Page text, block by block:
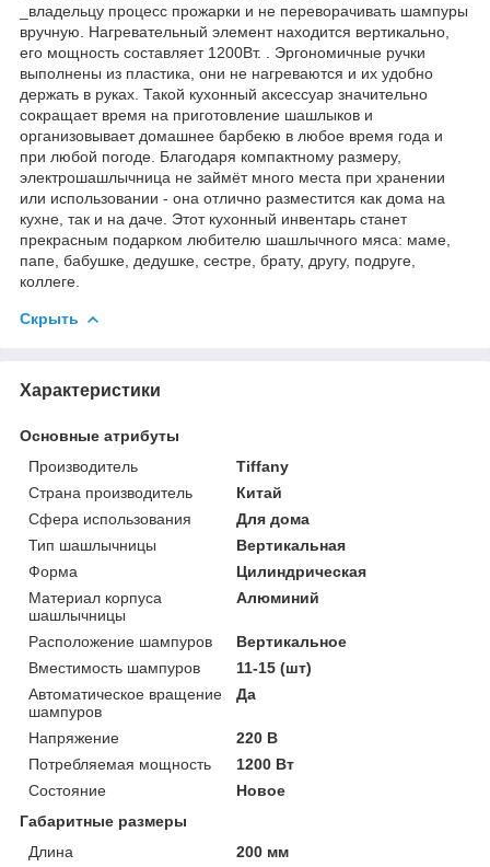
_владельцу процесс прожарки и не переворачивать шампуры
вручную. Нагревательный элемент находится вертикально,
его мощность составляет 1200Вт. . Эргономичные ручки
выполнены из пластика, они не нагреваются и их удобно
держать в руках. Такой кухонный аксессуар значительно
сокращает время на приготовление шашлыков и
организовывает домашнее барбекю в любое время года и
при любой погоде. Благодаря компактному размеру,
электрошашлычница не займёт много места при хранении
или использовании - она отлично разместится как дома на
кухне, так и на даче. Этот кухонный инвентарь станет
прекрасным подарком любителю шашлычного мяса: маме,
папе, бабушке, дедушке, сестре, брату, другу, подруге,
коллеге.
Скрыть
Характеристики
Основные атрибуты
Производитель
Tiffany
Страна производитель
Китай
Сфера использования
Для дома
Тип шашлычницы
Вертикальная
Форма
Цилиндрическая
Материал корпуса
шашлычницы
Алюминий
Расположение шампуров
Вертикальное
Вместимость шампуров
11-15 (шт)
Автоматическое вращение
шампуров
Да
Напряжение
220 В
Потребляемая мощность
1200 Вт
Состояние
Новое
Габаритные размеры
Длина
200 мм